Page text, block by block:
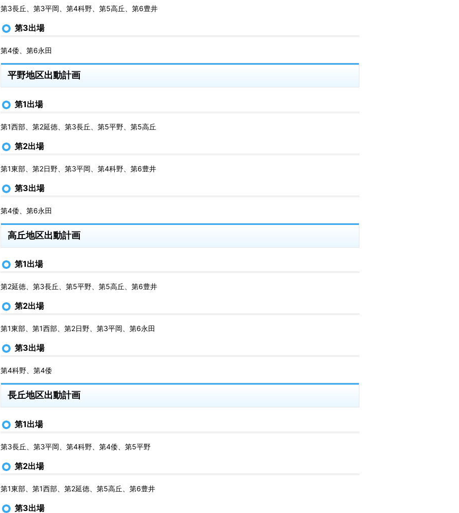
第3長丘、第3平岡、第4科野、第5高丘、第6豊井
第3出場
第4倭、第6永田
平野地区出動計画
第1出場
第1西部、第2延徳、第3長丘、第5平野、第5高丘
第2出場
第1東部、第2日野、第3平岡、第4科野、第6豊井
第3出場
第4倭、第6永田
高丘地区出動計画
第1出場
第2延徳、第3長丘、第5平野、第5高丘、第6豊井
第2出場
第1東部、第1西部、第2日野、第3平岡、第6永田
第3出場
第4科野、第4倭
長丘地区出動計画
第1出場
第3長丘、第3平岡、第4科野、第4倭、第5平野
第2出場
第1東部、第1西部、第2延徳、第5高丘、第6豊井
第3出場